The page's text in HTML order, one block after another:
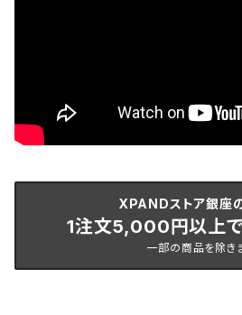
XPANDストア銀座
1注文5,000円以上
一部の商品を除き